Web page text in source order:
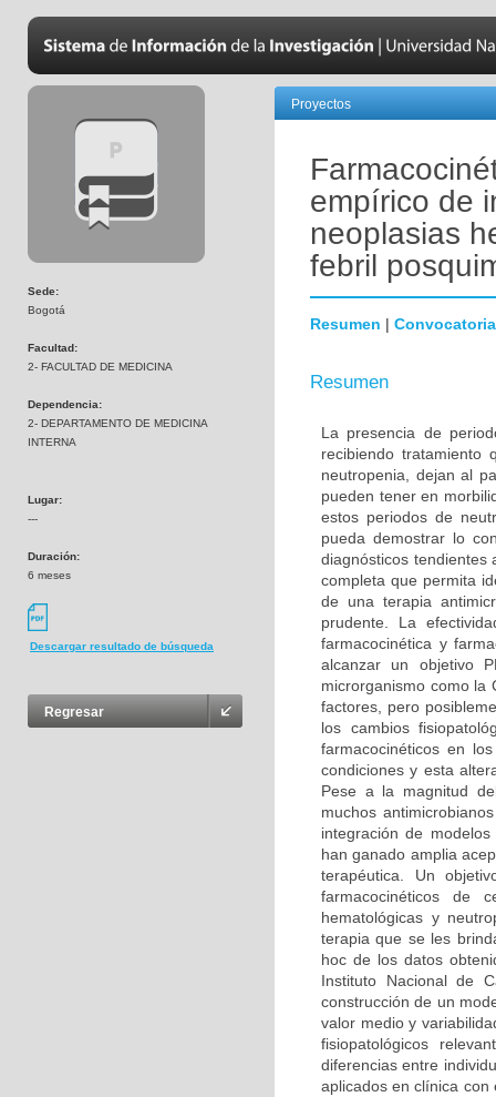
Sede:
Bogotá
Facultad:
2- FACULTAD DE MEDICINA
Dependencia:
2- DEPARTAMENTO DE MEDICINA
INTERNA
Lugar:
---
Duración:
6 meses
Descargar resultado de búsqueda
Regresar
Proyectos
empírico de
neoplasias
febril
Resumen | Convocatoria
Resumen
La presencia de
recibiendo tratamiento
neutropenia, dejan al
pueden tener en
estos periodos de
pueda demostrar lo
diagnósticos tendientes
completa que permita
de una terapia
prudente. La
farmacocinética y
alcanzar un objetivo
microrganismo como la
factores, pero
los cambios
farmacocinéticos en
condiciones y esta
Pese a la magnitud
muchos
integración de
han ganado amplia
terapéutica. Un
farmacocinéticos de
hematológicas y
terapia que se les
hoc de los datos
Instituto Nacional de
construcción de un
valor medio y
fisiopatológicos
diferencias entre
aplicados en clínica con